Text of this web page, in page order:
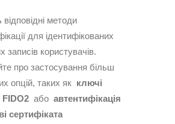
відповідні методи
для ідентифікованих
записів користувачів.
про застосування більш
опцій, таких як ключі
FIDO2 або автентифікація
сертифіката